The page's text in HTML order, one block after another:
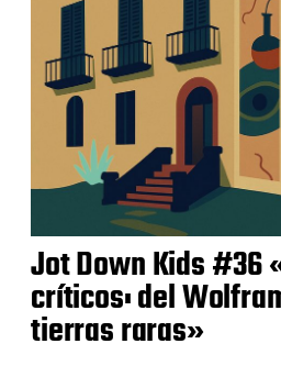
Jot Down Kids #36
críticos: del
tierras raras»